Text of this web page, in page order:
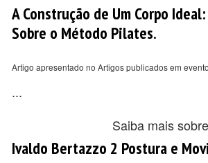
A Construção de Um Corpo
Sobre o Método Pilates.
Artigo apresentado no Artigos publicados em evento
...
Saiba mais
Ivaldo Bertazzo 2 Postura e